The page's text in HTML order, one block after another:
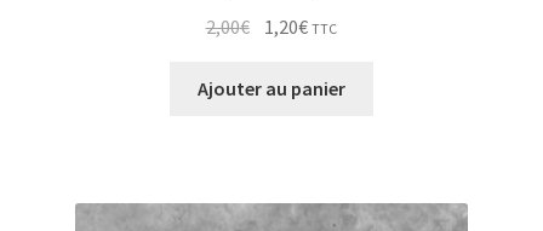
2,00€ Le
initial
1,20€Le
actuel
TTC
Ajouter au panier